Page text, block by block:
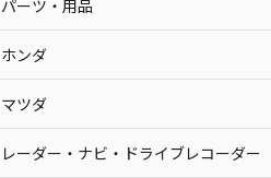
パーツ・用品
ホンダ
マツダ
レーダー・ナビ・ドライブレコーダー